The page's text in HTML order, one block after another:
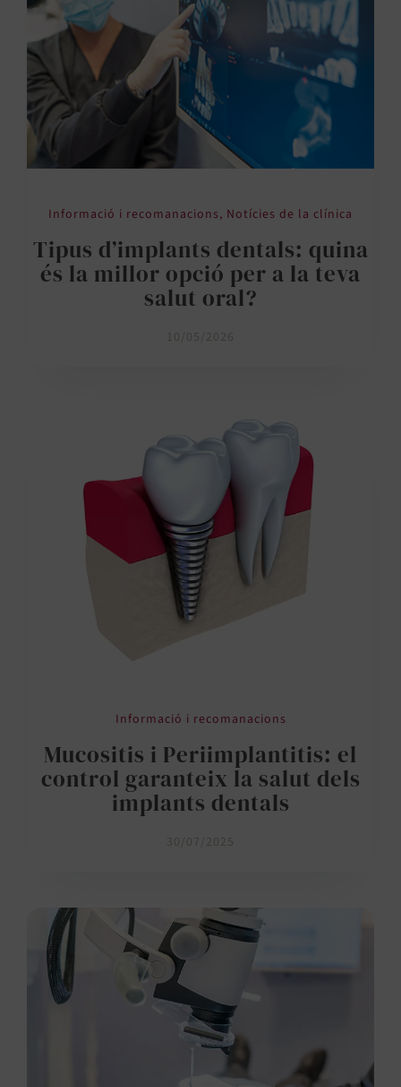
Informació i recomanacions, Notícies de la clínica
Tipus d’implants dentals: quina
és la millor opció per a la teva
salut oral?
10/05/2026
Informació i recomanacions
Mucositis i Periimplantitis: el
control garanteix la salut dels
implants dentals
30/07/2025